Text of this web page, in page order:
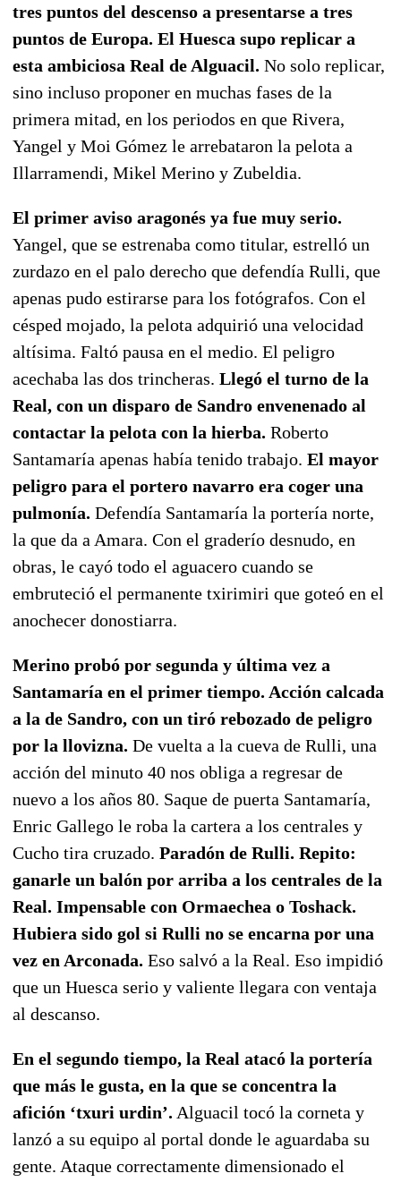
tres puntos del descenso a presentarse a tres
puntos de Europa. El Huesca supo replicar a
esta ambiciosa Real de Alguacil. No solo replicar,
sino incluso proponer en muchas fases de la
primera mitad, en los periodos en que Rivera,
Yangel y Moi Gómez le arrebataron la pelota a
Illarramendi, Mikel Merino y Zubeldia.
El primer aviso aragonés ya fue muy serio.
Yangel, que se estrenaba como titular, estrelló un
zurdazo en el palo derecho que defendía Rulli, que
apenas pudo estirarse para los fotógrafos. Con el
césped mojado, la pelota adquirió una velocidad
altísima. Faltó pausa en el medio. El peligro
acechaba las dos trincheras. Llegó el turno de la
Real, con un disparo de Sandro envenenado al
contactar la pelota con la hierba. Roberto
Santamaría apenas había tenido trabajo. El mayor
peligro para el portero navarro era coger una
pulmonía. Defendía Santamaría la portería norte,
la que da a Amara. Con el graderío desnudo, en
obras, le cayó todo el aguacero cuando se
embruteció el permanente txirimiri que goteó en el
anochecer donostiarra.
Merino probó por segunda y última vez a
Santamaría en el primer tiempo. Acción calcada
a la de Sandro, con un tiró rebozado de peligro
por la llovizna. De vuelta a la cueva de Rulli, una
acción del minuto 40 nos obliga a regresar de
nuevo a los años 80. Saque de puerta Santamaría,
Enric Gallego le roba la cartera a los centrales y
Cucho tira cruzado. Paradón de Rulli. Repito:
ganarle un balón por arriba a los centrales de la
Real. Impensable con Ormaechea o Toshack.
Hubiera sido gol si Rulli no se encarna por una
vez en Arconada. Eso salvó a la Real. Eso impidió
que un Huesca serio y valiente llegara con ventaja
al descanso.
En el segundo tiempo, la Real atacó la portería
que más le gusta, en la que se concentra la
afición ‘txuri urdin’. Alguacil tocó la corneta y
lanzó a su equipo al portal donde le aguardaba su
gente. Ataque correctamente dimensionado el